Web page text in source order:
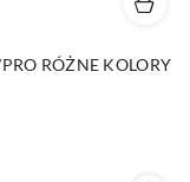
RÓŻNE KOLORY